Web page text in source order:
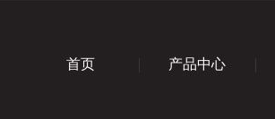
首页 产品中心